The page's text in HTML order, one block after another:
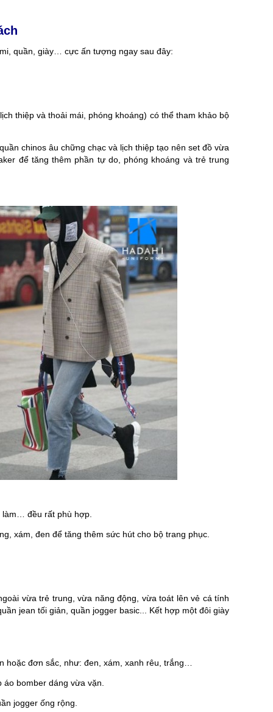
quần, giày… cực ấn tượng ngay sau đây:
thiệp và thoải mái, phóng khoáng) có thể tham khảo bộ
chinos âu chững chạc và lịch thiệp tạo nên set đồ vừa
để tăng thêm phần tự do, phóng khoáng và trẻ trung
làm… đều rất phù hợp.
xám, đen để tăng thêm sức hút cho bộ trang phục.
vừa trẻ trung, vừa năng động, vừa toát lên vẻ cá tính
jean tối giản, quần jogger basic... Kết hợp một đôi giày
hoặc đơn sắc, như: đen, xám, xanh rêu, trắng…
bomber dáng vừa vặn.
jogger ống rộng.